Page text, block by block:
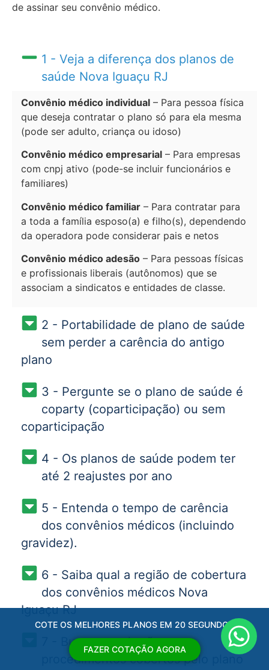
de assinar seu convênio médico.
1 - Veja a diferença dos planos de
saúde Nova Iguaçu RJ
Convênio médico individual – Para pessoa física
que deseja contratar o plano só para ela mesma
(pode ser adulto, criança ou idoso)
Convênio médico empresarial – Para empresas
com cnpj ativo (pode-se incluir funcionários e
familiares)
Convênio médico familiar – Para contratar para
a toda a família esposo(a) e filho(s), dependendo
da operadora pode considerar pais e netos
Convênio médico adesão – Para pessoas físicas
e profissionais liberais (autônomos) que se
associam a sindicatos e entidades de classe.
2 - Portabilidade de plano de saúde
sem perder a carência do antigo
plano
3 - Pergunte se o plano de saúde é
coparty (coparticipação) ou sem
coparticipação
4 - Os planos de saúde podem ter
até 2 reajustes por ano
5 - Entenda o tempo de carência
dos convênios médicos (incluindo
gravidez).
6 - Saiba qual a região de cobertura
dos convênios médicos Nova
Iguaçu RJ
7 - Busque quais são os
procedimentos cobertos pelo plano
COTE OS MELHORES PLANOS EM 20 SEGUNDOS
FAZER COTAÇÃO AGORA